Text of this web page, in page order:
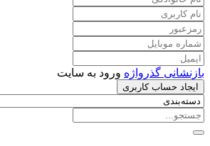
بازنشانی گذرواژه ورود به سایت
ایجاد حساب کاربری